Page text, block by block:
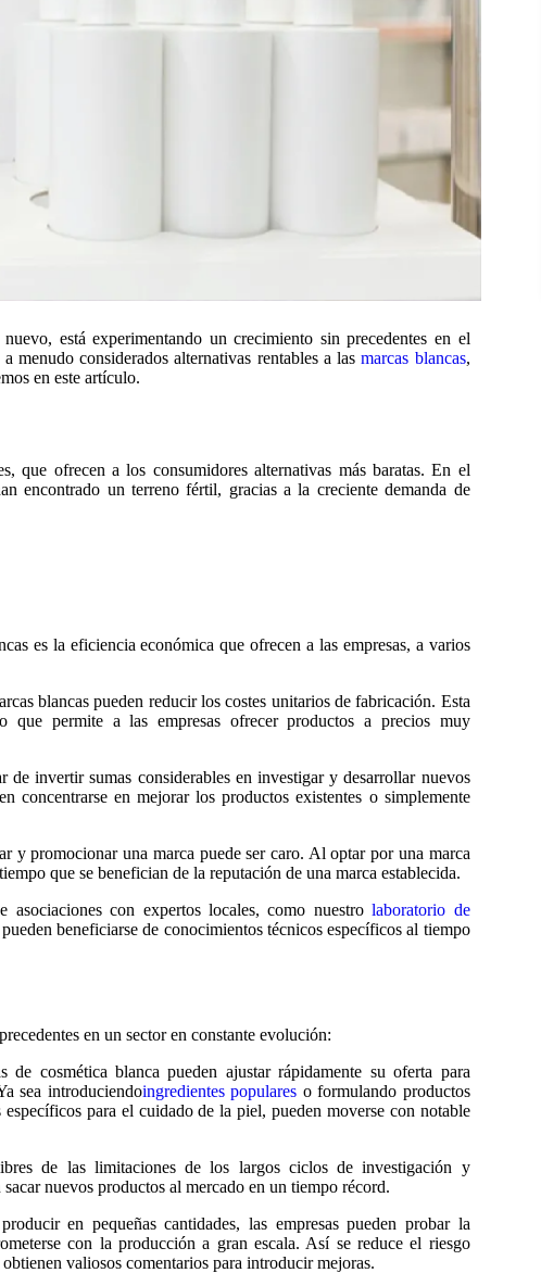
está experimentando un crecimiento sin precedentes en el
menudo considerados alternativas rentables a lasmarcas blancas,
en este artículo.
que ofrecen a los consumidores alternativas más baratas. En el
encontrado un terreno fértil, gracias a la creciente demanda de
es la eficiencia económica que ofrecen a las empresas, a varios
blancas pueden reducir los costes unitarios de fabricación. Esta
que permite a las empresas ofrecer productos a precios muy
invertir sumas considerables en investigar y desarrollar nuevos
concentrarse en mejorar los productos existentes o simplemente
y promocionar una marca puede ser caro. Al optar por una marca
que se benefician de la reputación de una marca establecida.
asociaciones con expertos locales, como nuestrolaboratorio de
beneficiarse de conocimientos técnicos específicos al tiempo
en un sector en constante evolución:
de cosmética blanca pueden ajustar rápidamente su oferta para
sea introduciendoingredientes populares o formulando productos
para el cuidado de la piel, pueden moverse con notable
de las limitaciones de los largos ciclos de investigación y
nuevos productos al mercado en un tiempo récord.
en pequeñas cantidades, las empresas pueden probar la
con la producción a gran escala. Así se reduce el riesgo
valiosos comentarios para introducir mejoras.